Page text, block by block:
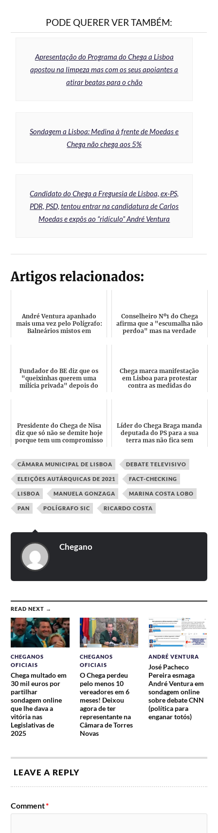
PODE QUERER VER TAMBÉM:
Apresentação do Programa do Chega a Lisboa
apostou na limpeza mas com os seus apoiantes a
atirar beatas para o chão
Sondagem a Lisboa: Medina à frente de Moedas e
Chega não chega aos 5%
Candidato do Chega a Freguesia de Lisboa, ex-PS,
PDR, PSD, tentou entrar na candidatura de Carlos
Moedas e expôs ao “ridículo” André Ventura
Artigos relacionados:
André Ventura apanhado
mais uma vez pelo Polígrafo:
Balneários mistos em
Conselheiro Nº1 do Chega
afirma que a "escumalha não
perdoa" mas na verdade
Fundador do BE diz que os
"queixinhas querem uma
milícia privada" depois do
Chega marca manifestação
em Lisboa para protestar
contra as medidas do
Presidente do Chega de Nisa
diz que só não se demite hoje
porque tem um compromisso
Líder do Chega Braga manda
deputada do PS para a sua
terra mas não fica sem
CÂMARA MUNICIPAL DE LISBOA DEBATE TELEVISIVO
ELEIÇÕES AUTÁRQUICAS DE 2021 FACT-CHECKING
LISBOA MANUELA GONZAGA MARINA COSTA LOBO
PAN POLÍGRAFO SIC RICARDO COSTA
Chegano
READ NEXT →
CHEGANOS
OFICIAIS
Chega multado em
30 mil euros por
partilhar
sondagem online
que lhe dava a
vitória nas
Legislativas de
2025
CHEGANOS
OFICIAIS
O Chega perdeu
pelo menos 10
vereadores em 6
meses! Deixou
agora de ter
representante na
Câmara de Torres
Novas
ANDRÉ VENTURA
José Pacheco
Pereira esmaga
André Ventura em
sondagem online
sobre debate CNN
(política para
enganar totós)
LEAVE A REPLY
Comment*